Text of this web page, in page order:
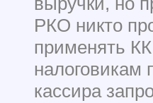
РКО никто
применять
налоговикам
кассира